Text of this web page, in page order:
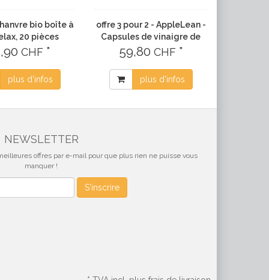
bio boîte à
20 pièces
CHF *
plus d'infos
offre 3 pour 2 - AppleLean -
Capsules de vinaigre de
cidre, 3x60 capsules
59,80 CHF *
plus d'infos
NEWSLETTER
offres par e-mail pour que plus rien ne puisse vous
manquer !
S'inscrire